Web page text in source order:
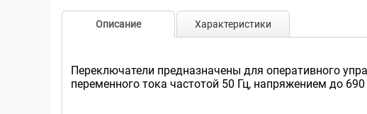
Описание Характеристики
Переключатели предназначены для оперативного
переменного тока частотой 50 Гц, напряжением до